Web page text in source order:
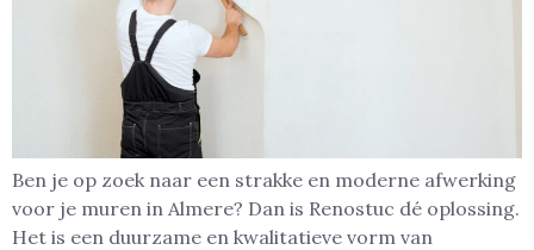
Ben je op zoek naar een strakke en moderne afwerking
voor je muren in Almere? Dan is Renostuc dé oplossing.
Het is een duurzame en kwalitatieve vorm van